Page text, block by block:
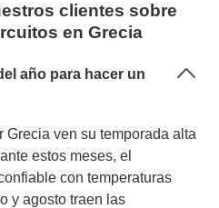
clientes sobre
en Grecia
año para hacer un
Grecia ven su temporada alta
estos meses, el
con temperaturas
y agosto traen las